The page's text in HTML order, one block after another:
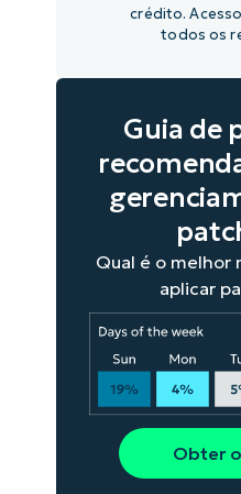
crédito.
todos os
Guia de
Qual é o melhor
aplicar
Obter